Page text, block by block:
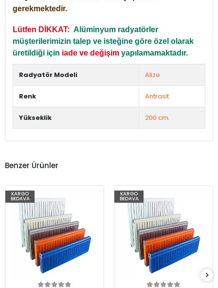
gerekmektedir.
Lütfen DİKKAT: Alüminyum radyatörler
müşterilerimizin talep ve isteğine göre özel olarak
üretildiği için iade ve değişim yapılamamaktadır.
Radyatör Modeli Alize
Renk Antrasit
Yükseklik 200 cm.
Benzer Ürünler
KARGO
BEDAVA
KARGO
BEDAVA